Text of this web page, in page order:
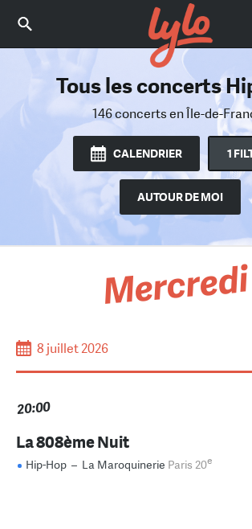
Tous les concerts
146 concertsen Île-de-
Trouvez le bon
Parmi 2470 concertsen Île-de-
CALENDRIER 1
AUTOUR DE MOI
Mercredi
8 juillet 2026
20:00
La 808ème Nuit
Hip-Hop – La Maroquinerie Paris 20e